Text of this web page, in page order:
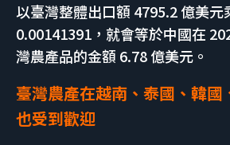
以臺灣整體出口額 4795.2 億美元
0.00141391，就會等於中國在
灣農產品的金額 6.78 億美元。
臺灣農產在越南、泰國、 韓國
也受到歡迎